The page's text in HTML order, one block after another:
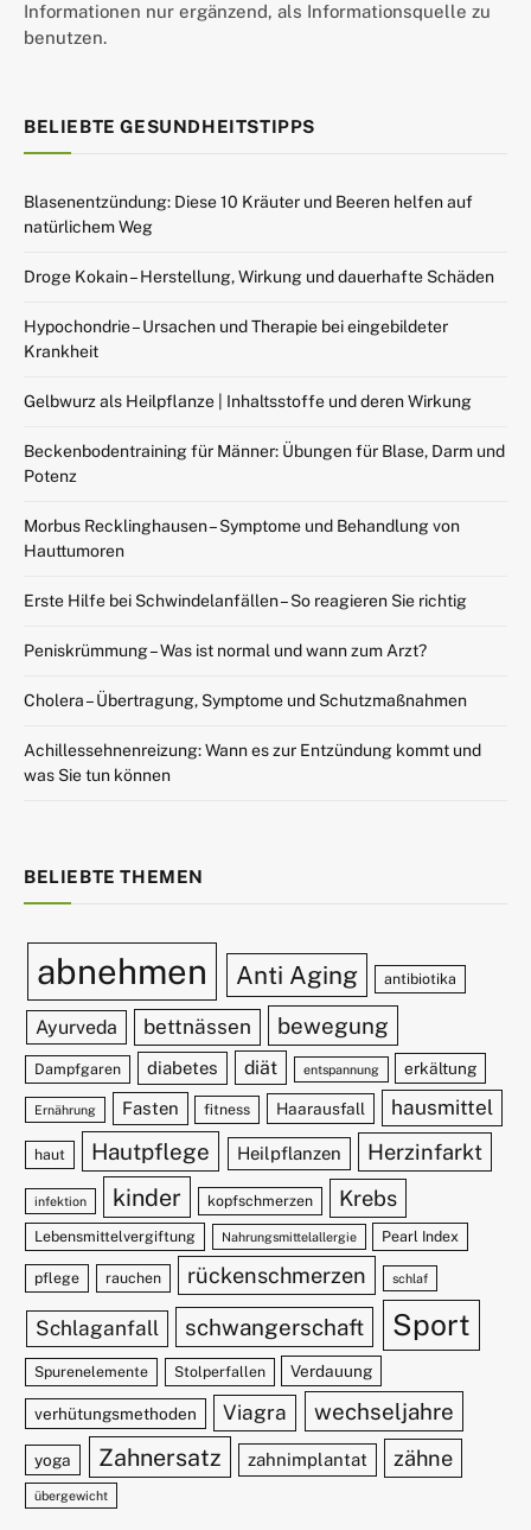
Informationen nur ergänzend, als Informationsquelle zu
benutzen.
BELIEBTE GESUNDHEITSTIPPS
Blasenentzündung: Diese 10 Kräuter und Beeren helfen auf
natürlichem Weg
Droge Kokain – Herstellung, Wirkung und dauerhafte Schäden
Hypochondrie – Ursachen und Therapie bei eingebildeter
Krankheit
Gelbwurz als Heilpflanze | Inhaltsstoffe und deren Wirkung
Beckenbodentraining für Männer: Übungen für Blase, Darm und
Potenz
Morbus Recklinghausen – Symptome und Behandlung von
Hauttumoren
Erste Hilfe bei Schwindelanfällen – So reagieren Sie richtig
Peniskrümmung – Was ist normal und wann zum Arzt?
Cholera – Übertragung, Symptome und Schutzmaßnahmen
Achillessehnenreizung: Wann es zur Entzündung kommt und
was Sie tun können
BELIEBTE THEMEN
abnehmen Anti Aging antibiotika
Ayurveda bettnässen bewegung
Dampfgaren diabetes diät entspannung erkältung
Ernährung Fasten fitness Haarausfall hausmittel
haut Hautpflege Heilpflanzen Herzinfarkt
infektion kinder kopfschmerzen Krebs
Lebensmittelvergiftung Nahrungsmittelallergie Pearl Index
pflege rauchen rückenschmerzen schlaf
Schlaganfall schwangerschaft Sport
Spurenelemente Stolperfallen Verdauung
verhütungsmethoden Viagra wechseljahre
yoga Zahnersatz zahnimplantat zähne
übergewicht